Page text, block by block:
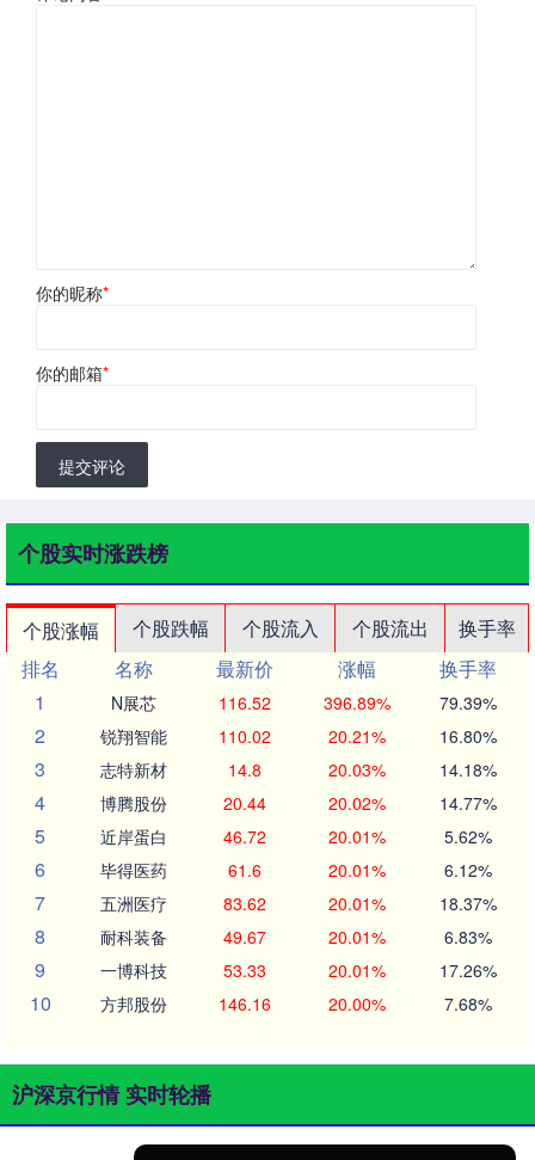
你的昵称*
你的邮箱*
提交评论
个股实时涨跌榜
个股涨幅 个股跌幅 个股流入 个股流出
换手率
排名
名称 最新价 涨幅
换手率
1
N展芯 116.52 396.89% 79.39%
2 锐翔智能 110.02 20.21% 16.80%
3 志特新材 14.8 20.03% 14.18%
4 博腾股份 20.44 20.02% 14.77%
5 近岸蛋白 46.72 20.01% 5.62%
6 毕得医药 61.6 20.01% 6.12%
7 五洲医疗 83.62 20.01% 18.37%
8 耐科装备 49.67 20.01% 6.83%
9 一博科技 53.33 20.01% 17.26%
10 方邦股份 146.16 20.00% 7.68%
沪深京行情 实时轮播